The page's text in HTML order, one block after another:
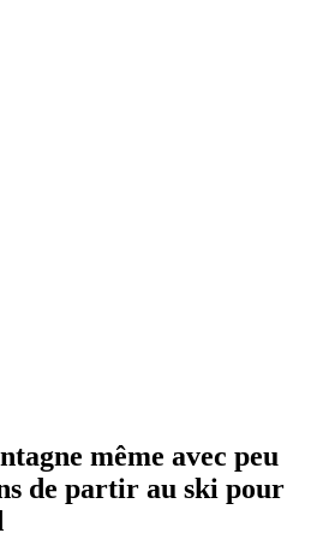
même avec peu
de partir au ski pour